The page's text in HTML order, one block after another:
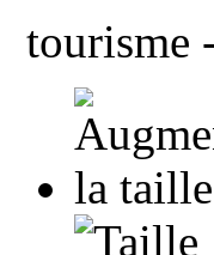
tourisme